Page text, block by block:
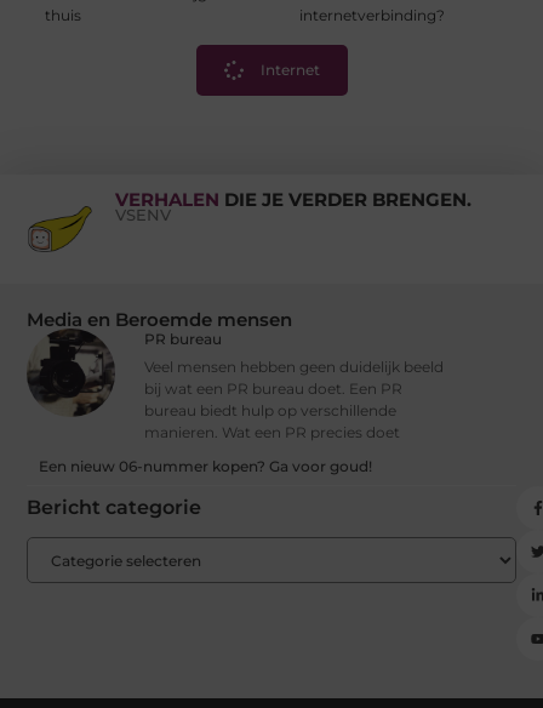
thuis
internetverbinding?
Internet
VERHALEN DIE JE VERDER BRENGEN.
VSENV
Media en Beroemde mensen
PR bureau
Veel mensen hebben geen duidelijk beeld
bij wat een PR bureau doet. Een PR
bureau biedt hulp op verschillende
manieren. Wat een PR precies doet
Een nieuw 06-nummer kopen? Ga voor goud!
Bericht categorie